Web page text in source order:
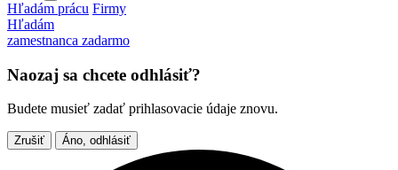
Hľadám prácu Firmy
Hľadám
zamestnanca zadarmo
Naozaj sa chcete odhlásiť?
Budete musieť zadať prihlasovacie údaje znovu.
Zrušiť Áno, odhlásiť